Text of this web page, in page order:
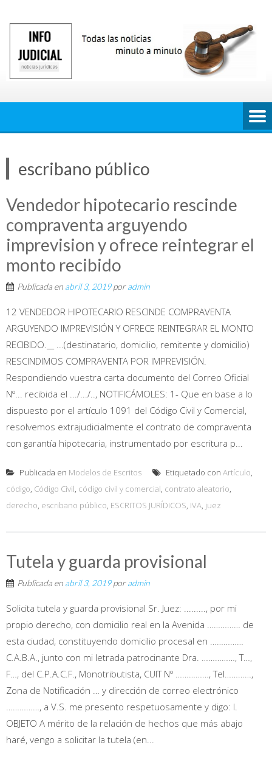
contenido
escribano público
Vendedor hipotecario rescinde
compraventa arguyendo
imprevision y ofrece reintegrar el
monto recibido
Publicada en abril 3, 2019poradmin
12 VENDEDOR HIPOTECARIO RESCINDE COMPRAVENTA
ARGUYENDO IMPREVISIÓN Y OFRECE REINTEGRAR EL MONTO
RECIBIDO.__ ...(destinatario, domicilio, remitente y domicilio)
RESCINDIMOS COMPRAVENTA POR IMPREVISIÓN.
Respondiendo vuestra carta documento del Correo Oficial
Nº... recibida el .../.../.., NOTIFICÁMOLES: 1- Que en base a lo
dispuesto por el artículo 1091 del Código Civil y Comercial,
resolvemos extrajudicialmente el contrato de compraventa
con garantía hipotecaria, instrumentado por escritura p...
Publicada en Modelos de Escritos Etiquetado con Artículo,
código, Código Civil, código civil y comercial, contrato aleatorio,
derecho, escribano público, ESCRITOS JURÍDICOS, IVA, juez
Tutela y guarda provisional
Publicada en abril 3, 2019poradmin
Solicita tutela y guarda provisional Sr. Juez: ........., por mi
propio derecho, con domicilio real en la Avenida …………… de
esta ciudad, constituyendo domicilio procesal en ……………
C.A.B.A., junto con mi letrada patrocinante Dra. ……………, T…,
F…, del C.P.A.C.F., Monotributista, CUIT Nº ……………, Tel…………,
Zona de Notificación … y dirección de correo electrónico
……………, a V.S. me presento respetuosamente y digo: I.
OBJETO A mérito de la relación de hechos que más abajo
haré, vengo a solicitar la tutela (en...